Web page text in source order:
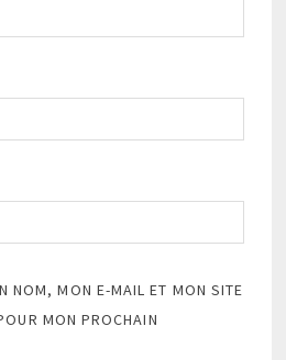
NOM, MON E-MAIL ET MON SITE
MON PROCHAIN